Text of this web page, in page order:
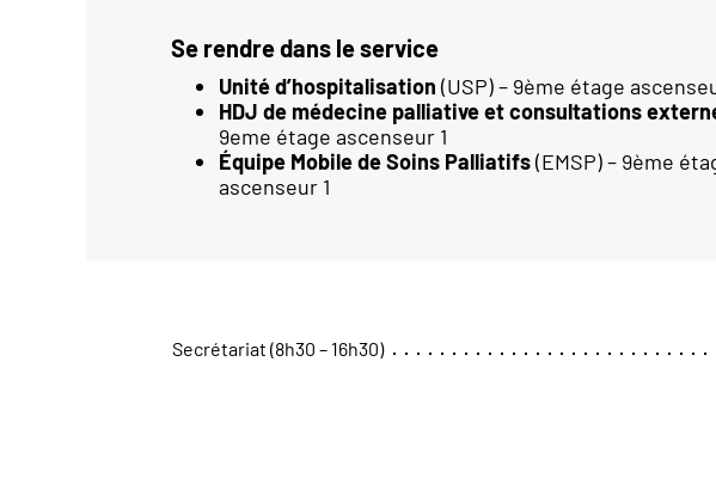
Se rendre dans le service
Unité d’hospitalisation (USP) – 9ème étage
HDJ de médecine palliative et consultations
9eme étage ascenseur 1
Équipe Mobile de Soins Palliatifs(EMSP) – 9ème
ascenseur 1
Secrétariat (8h30 – 16h30)